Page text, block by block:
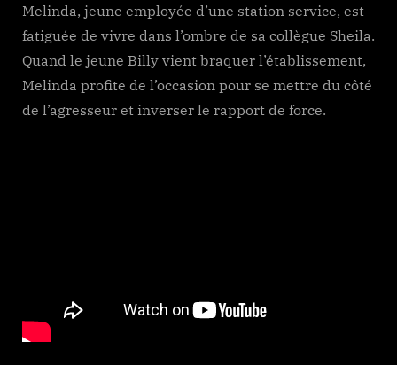
Melinda, jeune employée d’une station service, est
fatiguée de vivre dans l’ombre de sa collègue Sheila.
Quand le jeune Billy vient braquer l’établissement,
Melinda profite de l’occasion pour se mettre du côté
de l’agresseur et inverser le rapport de force.